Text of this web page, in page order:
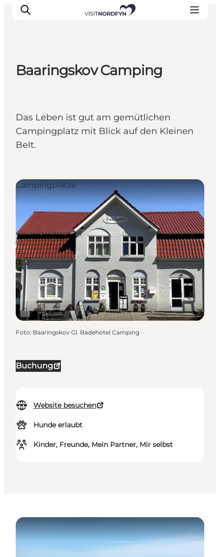
Essen und Trinken
Unterkünfte
Erlebnisbuchung
Baaringskov Camping
Das Leben ist gut am gemütlichen
Campingplatz mit Blick auf den Kleinen
Belt.
Buchung
Website besuchen
Hunde erlaubt
Kinder, Freunde, Mein Partner, Mir selbst
Campingplätze
Foto: Baaringskov Gl. Badehotel Camping